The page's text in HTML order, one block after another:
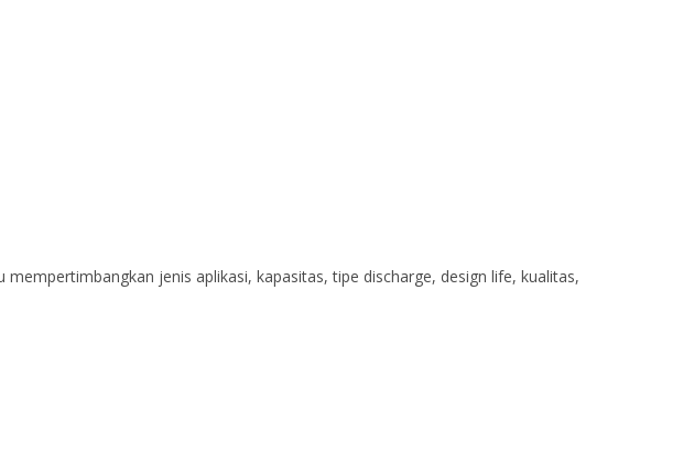
jenis aplikasi, kapasitas, tipe discharge, design life, kualitas,